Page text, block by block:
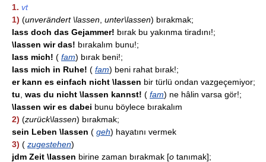
1. vt
1) (unverändert \lassen unter\lassen) bırakmak;
lass doch das Gejammer! bırak bu yakınma tiradını!;
\lassen wir das! bırakalım bunu!;
lass mich! ( fam) bırak beni!;
lass mich in Ruhe! ( fam) beni rahat bırak!;
er kann es einfach nicht \lassen bir türlü ondan vazgeçemiyor;
tu was du nicht \lassen kannst! ( fam) ne hâlin varsa gör!;
\lassen wir es dabei bunu böylece bırakalım
2) (zurück\lassen) bırakmak;
sein Leben \lassen ( geh) hayatını vermek
3) ( zugestehen)
jdm Zeit \lassen birine zaman bırakmak [o tanımak];